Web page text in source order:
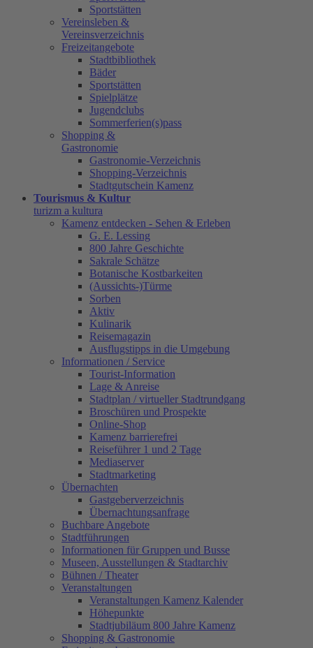
Sportstätten
Vereinsleben &
Vereinsverzeichnis
Freizeitangebote
Stadtbibliothek
Bäder
Sportstätten
Spielplätze
Jugendclubs
Sommerferien(s)pass
Shopping &
Gastronomie
Gastronomie-Verzeichnis
Shopping-Verzeichnis
Stadtgutschein Kamenz
Tourismus & Kultur
turizm a kultura
Kamenz entdecken - Sehen & Erleben
G. E. Lessing
800 Jahre Geschichte
Sakrale Schätze
Botanische Kostbarkeiten
(Aussichts-)Türme
Sorben
Aktiv
Kulinarik
Reisemagazin
Ausflugstipps in die Umgebung
Informationen / Service
Tourist-Information
Lage & Anreise
Stadtplan / virtueller Stadtrundgang
Broschüren und Prospekte
Online-Shop
Kamenz barrierefrei
Reiseführer 1 und 2 Tage
Mediaserver
Stadtmarketing
Übernachten
Gastgeberverzeichnis
Übernachtungsanfrage
Buchbare Angebote
Stadtführungen
Informationen für Gruppen und Busse
Museen, Ausstellungen & Stadtarchiv
Bühnen / Theater
Veranstaltungen
Veranstaltungen Kamenz Kalender
Höhepunkte
Stadtjubiläum 800 Jahre Kamenz
Shopping & Gastronomie